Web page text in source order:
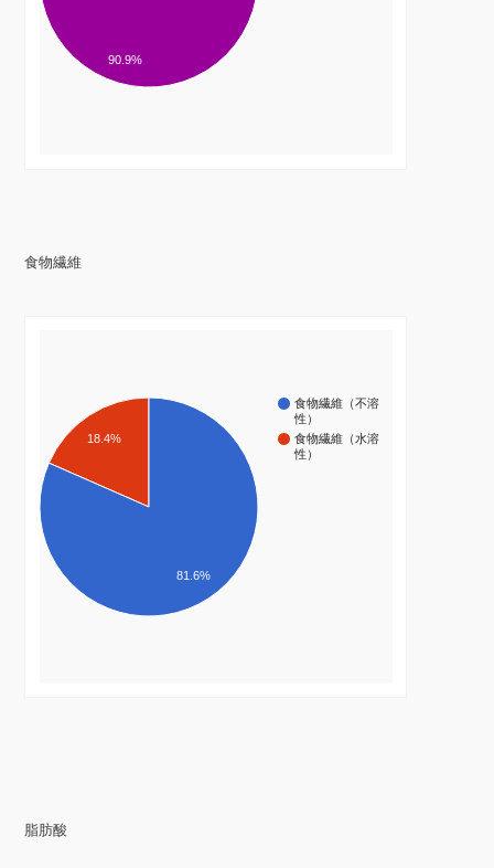
90.9%
食物繊維
食物繊維（不溶
性）
食物繊維（水溶
性）
18.4%
81.6%
脂肪酸